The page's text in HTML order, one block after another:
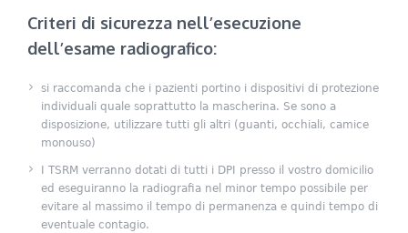
Criteri di sicurezza nell’esecuzione
dell’esame radiografico:
si raccomanda che i pazienti portino i dispositivi di protezione
individuali quale soprattutto la mascherina. Se sono a
disposizione, utilizzare tutti gli altri (guanti, occhiali, camice
monouso)
I TSRM verranno dotati di tutti i DPI presso il vostro domicilio
ed eseguiranno la radiografia nel minor tempo possibile per
evitare al massimo il tempo di permanenza e quindi tempo di
eventuale contagio.